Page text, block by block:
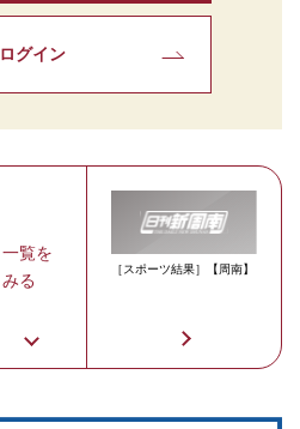
ログイン
一覧を
みる
［スポーツ結果］【周南】